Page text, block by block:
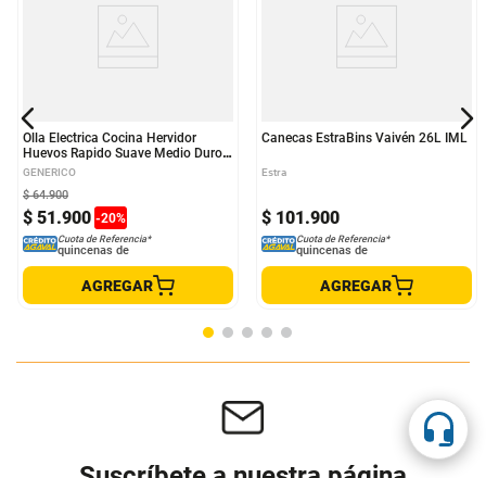
Olla Electrica Cocina Hervidor
Huevos Rapido Suave Medio Duro
Util
GENERICO
$ 51.900 -20%
$ 64.900
Cuota de Referencia*
quincenas de
AGREGAR
Canecas EstraBins Vaivén 26L IML
Estra
$ 101.900
Cuota de Referencia*
quincenas de
AGREGAR